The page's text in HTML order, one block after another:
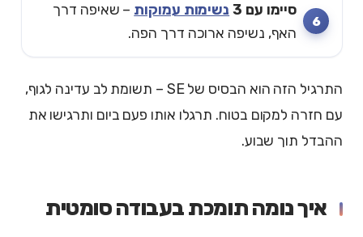
סיימו עם 3 נשימות עמוקות – שאיפה דרך
האף, נשיפה ארוכה דרך הפה.
התרגיל הזה הוא הבסיס של SE – תשומת לב עדינה לגוף,
עם חזרה למקום בטוח. תרגלו אותו פעם ביום ותרגישו את
ההבדל תוך שבוע.
איך נומה תומכת בעבודה סומטית